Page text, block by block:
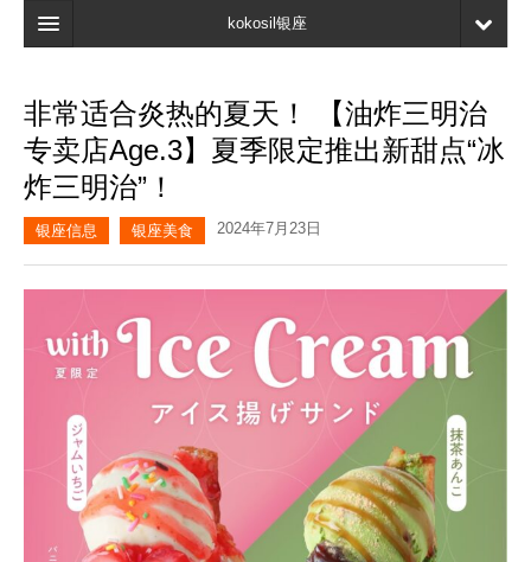
kokosil银座
搜索
最新信息
口碑
我的页面
非常适合炎热的夏天！ 【油炸三明治
专卖店Age.3】夏季限定推出新甜点“冰
炸三明治”！
银座信息 银座美食 2024年7月23日